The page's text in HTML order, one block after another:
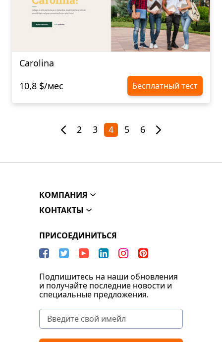
Carolina
10,8 $/мес
Бесплатный тест
2 3 4 5 6
КОМПАНИЯ
КОНТАКТЫ
ПРИСОЕДИНИТЬСЯ
Подпишитесь на наши обновления
и получайте последние новости и
специальные предложения.